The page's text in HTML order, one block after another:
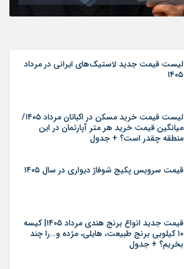
لیست قیمت جدید لاستیک‌های ایرانی در مرداد
۱۴۰۵
لیست قیمت خرید مسکن در اکباتان مرداد ۱۴۰۵/
میانگین قیمت خرید هر متر آپارتمان در این
منطقه چقدر است؟ + جدول
قیمت سرویس پکیج شوفاژ دیواری در سال ۱۴۰۵
قیمت جدید انواع برنج هندی مرداد ۱۴۰۵| کیسه
۱۰ کیلویی برنج طبیعت، هایلی، مژده و…را چند
بخریم؟ + جدول